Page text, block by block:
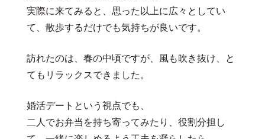
実際に来てみると、思った以上に広々としてい
て、散歩するだけでも気持ちが良いです。
訪れたのは、春の中頃ですが、風も吹き抜け、と
てもリラックスできました。
婚活デートという視点でも、
二人でお弁当を持ち寄ってみたり、役割分担し